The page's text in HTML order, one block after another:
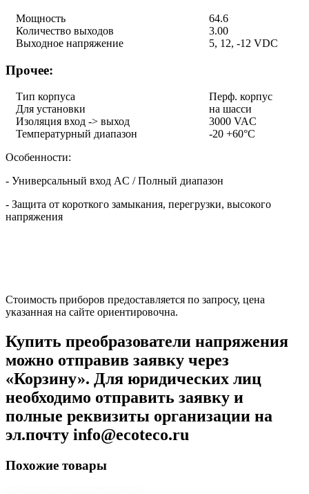
Мощность
64.6
Количество выходов
3.00
Выходное напряжение
5, 12, -12 VDC
Прочее:
Тип корпуса
Перф. корпус
Для установки
на шасси
Изоляция вход -> выход
3000 VAC
Температурный диапазон
-20 +60°C
Особенности:
- Универсальный вход AC / Полный диапазон
- Защита от короткого замыкания, перегрузки, высокого
напряжения
Стоимость приборов предоставляется по запросу, цена
указанная на сайте ориентировочна.
Купить преобразователи напряжения
можно отправив заявку через
«Корзину». Для юридических лиц
необходимо отправить заявку и
полные реквизиты организации на
эл.почту info@ecoteco.ru
Похожие товары